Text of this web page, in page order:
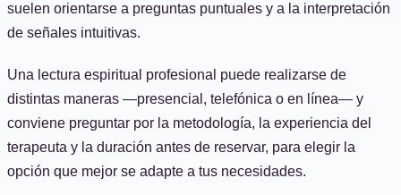
suelen orientarse a preguntas puntuales y a la interpretación
de señales intuitivas.
Una lectura espiritual profesional puede realizarse de
distintas maneras —presencial, telefónica o en línea— y
conviene preguntar por la metodología, la experiencia del
terapeuta y la duración antes de reservar, para elegir la
opción que mejor se adapte a tus necesidades.